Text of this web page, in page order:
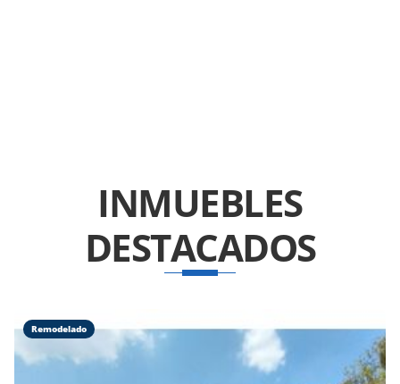
INMUEBLES
DESTACADOS
Remodelado